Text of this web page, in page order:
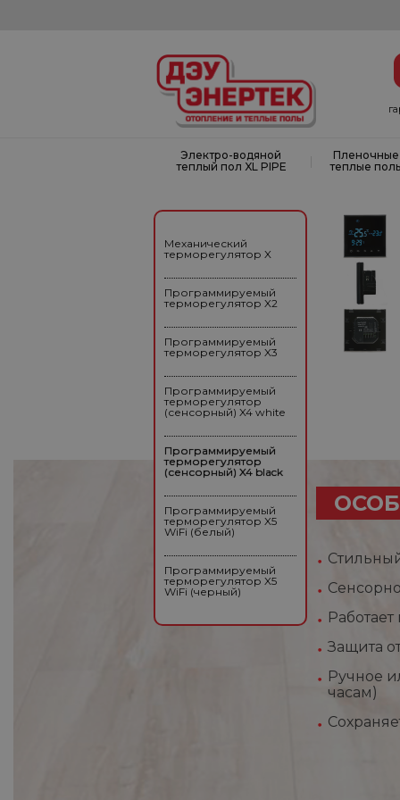
Электро-водяной
теплый пол XL PIPE
Пленочные
теплые
Защита
Ручное
часам)
Механический
терморегулятор X
Программируемый
терморегулятор X2
Программируемый
терморегулятор X3
Программируемый
терморегулятор
(сенсорный) X4 white
Программируемый
терморегулятор
(сенсорный) X4 black
Программируемый
терморегулятор X5
WiFi (белый)
Программируемый
терморегулятор X5
WiFi (черный)